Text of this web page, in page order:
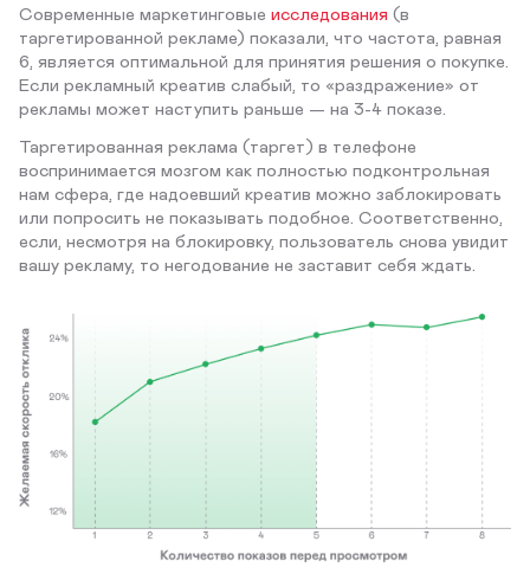
Современные маркетинговые исследования (в
таргетированной рекламе) показали, что частота, равная
6, является оптимальной для принятия решения о покупке.
Если рекламный креатив слабый, то «раздражение» от
рекламы может наступить раньше — на 3-4 показе.
Таргетированная реклама (таргет) в телефоне
воспринимается мозгом как полностью подконтрольная
нам сфера, где надоевший креатив можно заблокировать
или попросить не показывать подобное. Соответственно,
если, несмотря на блокировку, пользователь снова увидит
вашу рекламу, то негодование не заставит себя ждать.